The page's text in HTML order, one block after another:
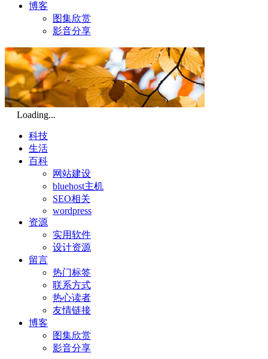
博客
图集欣赏
影音分享
Loading...
科技
生活
百科
网站建设
bluehost主机
SEO相关
wordpress
资源
实用软件
设计资源
留言
热门标签
联系方式
热心读者
友情链接
博客
图集欣赏
影音分享